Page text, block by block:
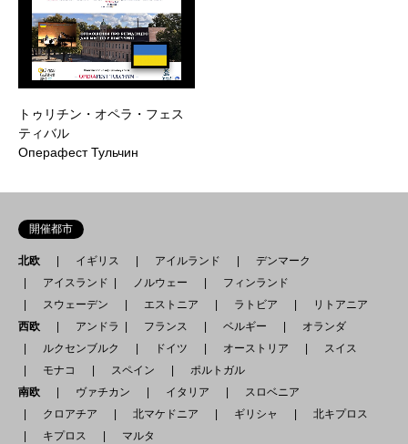
トゥリチン・オペラ・フェス
ティバル
Операфест Тульчин
開催都市
北欧 イギリス アイルランド
デンマーク
アイスランド
ノルウェー
フィンランド
スウェーデン
エストニア ラトビア
リトアニア
西欧
アンドラ フランス ベルギー
オランダ
ルクセンブルク
ドイツ オーストリア
スイス
モナコ
スペイン
ポルトガル
南欧
ヴァチカン イタリア
スロベニア
クロアチア
北マケドニア ギリシャ
北キプロス
キプロス
マルタ